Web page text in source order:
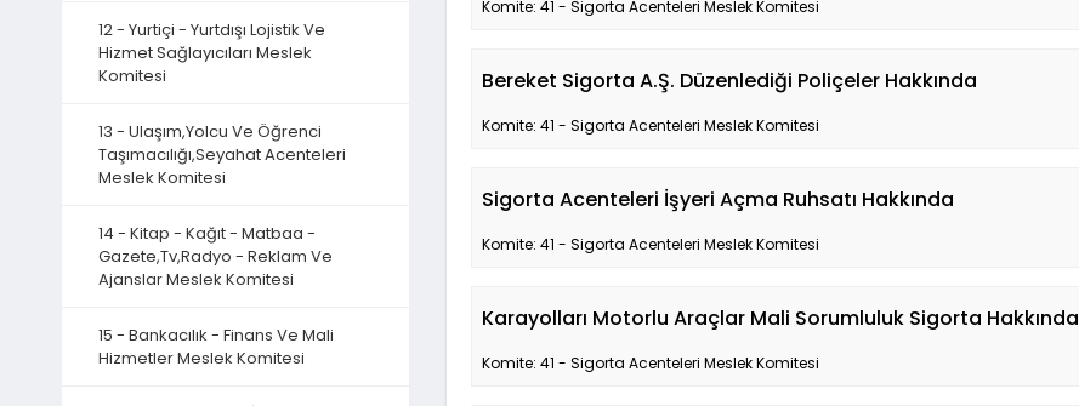
12 - Yurtiçi - Yurtdışı Lojistik Ve
Hizmet Sağlayıcıları Meslek
Komitesi
13 - Ulaşım,Yolcu Ve Öğrenci
Taşımacılığı,Seyahat Acenteleri
Meslek Komitesi
14 - Kitap - Kağıt - Matbaa -
Gazete,Tv,Radyo - Reklam Ve
Ajanslar Meslek Komitesi
15 - Bankacılık - Finans Ve Mali
Hizmetler Meslek Komitesi
Komite: 41 - Sigorta Acenteleri Meslek Komitesi
Bereket Sigorta A.Ş. Düzenlediği Poliçeler Hakkında
Komite: 41 - Sigorta Acenteleri Meslek Komitesi
Sigorta Acenteleri İşyeri Açma Ruhsatı Hakkında
Komite: 41 - Sigorta Acenteleri Meslek Komitesi
Karayolları Motorlu Araçlar Mali Sorumluluk Sigorta Hakkında
Komite: 41 - Sigorta Acenteleri Meslek Komitesi